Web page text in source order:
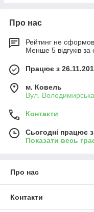
Про нас
Рейтинг не
Менше 5 відгуків за
Працює з
м. Ковель
Вул.
Контакти
Сьогодні працює
Показати весь
Про нас
Контакти